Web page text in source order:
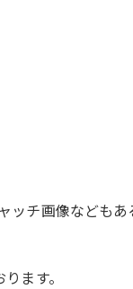
ッチ画像なども
ます。